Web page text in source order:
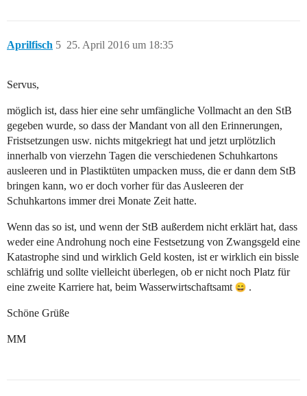
Aprilfisch 25. April 2016 um 18:35
5
Servus,
möglich ist, dass hier eine sehr umfängliche Vollmacht an den StB
gegeben wurde, so dass der Mandant von all den Erinnerungen,
Fristsetzungen usw. nichts mitgekriegt hat und jetzt urplötzlich
innerhalb von vierzehn Tagen die verschiedenen Schuhkartons
ausleeren und in Plastiktüten umpacken muss, die er dann dem StB
bringen kann, wo er doch vorher für das Ausleeren der
Schuhkartons immer drei Monate Zeit hatte.
Wenn das so ist, und wenn der StB außerdem nicht erklärt hat, dass
weder eine Androhung noch eine Festsetzung von Zwangsgeld eine
Katastrophe sind und wirklich Geld kosten, ist er wirklich ein bissle
schläfrig und sollte vielleicht überlegen, ob er nicht noch Platz für
eine zweite Karriere hat, beim Wasserwirtschaftsamt
.
Schöne Grüße
MM